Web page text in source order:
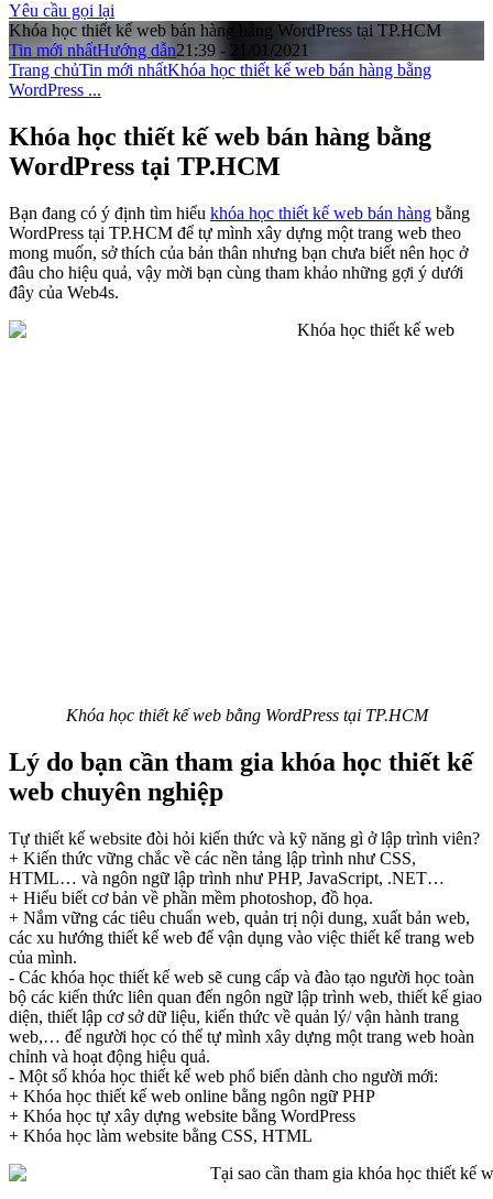
Yêu cầu gọi lại
Khóa học thiết kế web bán hàng bằng WordPress tại TP.HCM
Tin mới nhấtHướng dẫn21:39 - 21/01/2021
Trang chủTin mới nhấtKhóa học thiết kế web bán hàng bằng
WordPress ...
Khóa học thiết kế web bán hàng bằng
WordPress tại TP.HCM
Bạn đang có ý định tìm hiểu khóa học thiết kế web bán hàng bằng
WordPress tại TP.HCM để tự mình xây dựng một trang web theo
mong muốn, sở thích của bản thân nhưng bạn chưa biết nên học ở
đâu cho hiệu quả, vậy mời bạn cùng tham khảo những gợi ý dưới
đây của Web4s.
Khóa học thiết kế web bằng WordPress tại TP.HCM
Lý do bạn cần tham gia khóa học thiết kế
web chuyên nghiệp
Tự thiết kế website đòi hỏi kiến thức và kỹ năng gì ở lập trình viên?
+ Kiến thức vững chắc về các nền tảng lập trình như CSS,
HTML… và ngôn ngữ lập trình như PHP, JavaScript, .NET…
+ Hiểu biết cơ bản về phần mềm photoshop, đồ họa.
+ Nắm vững các tiêu chuẩn web, quản trị nội dung, xuất bản web,
các xu hướng thiết kế web để vận dụng vào việc thiết kế trang web
của mình.
- Các khóa học thiết kế web sẽ cung cấp và đào tạo người học toàn
bộ các kiến thức liên quan đến ngôn ngữ lập trình web, thiết kế giao
diện, thiết lập cơ sở dữ liệu, kiến thức về quản lý/ vận hành trang
web,… để người học có thể tự mình xây dựng một trang web hoàn
chỉnh và hoạt động hiệu quả.
- Một số khóa học thiết kế web phổ biến dành cho người mới:
+ Khóa học thiết kế web online bằng ngôn ngữ PHP
+ Khóa học tự xây dựng website bằng WordPress
+ Khóa học làm website bằng CSS, HTML